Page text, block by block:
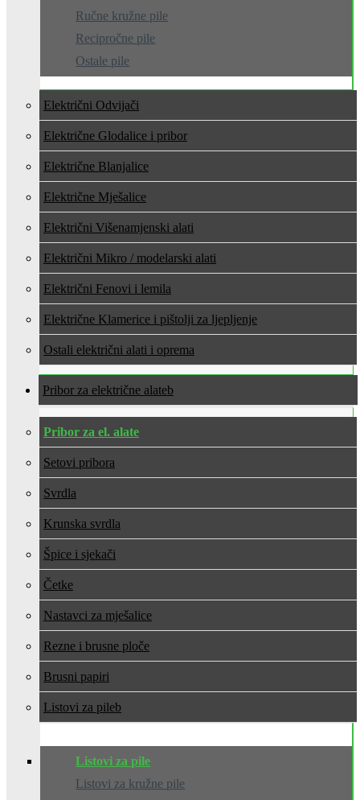
Ručne kružne pile
Recipročne pile
Ostale pile
Električni Odvijači
Električne Glodalice i pribor
Električne Blanjalice
Električne Mješalice
Električni Višenamjenski alati
Električni Mikro / modelarski alati
Električni Fenovi i lemila
Električne Klamerice i pištolji za ljepljenje
Ostali električni alati i oprema
Pribor za električne alate
Pribor za el. alate
Setovi pribora
Svrdla
Krunska svrdla
Špice i sjekači
Četke
Nastavci za mješalice
Rezne i brusne ploče
Brusni papiri
Listovi za pile
Listovi za pile
Listovi za kružne pile